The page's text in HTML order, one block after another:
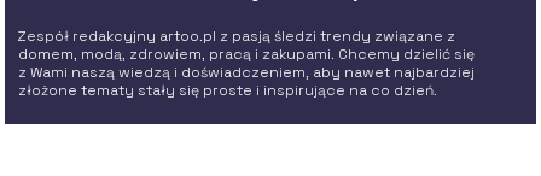
Zespół redakcyjny artoo.pl z pasją śledzi trendy związane z
domem, modą, zdrowiem, pracą i zakupami. Chcemy dzielić się
z Wami naszą wiedzą i doświadczeniem, aby nawet najbardziej
złożone tematy stały się proste i inspirujące na co dzień.